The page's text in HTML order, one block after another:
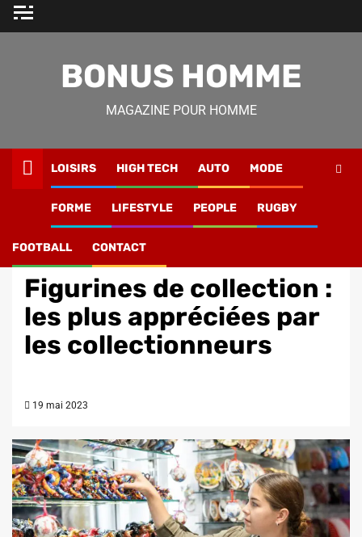
Skip
BONUS HOMME
MAGAZINE POUR HOMME
LOISIRS HIGH TECH AUTO MODE
FORME LIFESTYLE PEOPLE RUGBY
FOOTBALL CONTACT
plus appréciées par les collectionneurs
Figurines de collection :
les plus appréciées par
les collectionneurs
19 mai 2023